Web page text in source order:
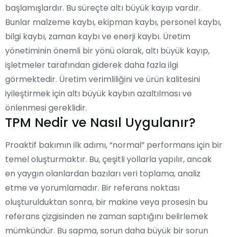
başlamışlardır. Bu süreçte altı büyük kayıp vardır.
Bunlar malzeme kaybı, ekipman kaybı, personel kaybı,
bilgi kaybı, zaman kaybı ve enerji kaybı. Üretim
yönetiminin önemli bir yönü olarak, altı büyük kayıp,
işletmeler tarafından giderek daha fazla ilgi
görmektedir. Üretim verimliliğini ve ürün kalitesini
iyileştirmek için altı büyük kaybın azaltılması ve
önlenmesi gereklidir.
TPM Nedir ve Nasıl Uygulanır?
Proaktif bakımın ilk adımı, “normal” performans için bir
temel oluşturmaktır. Bu, çeşitli yollarla yapılır, ancak
en yaygın olanlardan bazıları veri toplama, analiz
etme ve yorumlamadır. Bir referans noktası
oluşturulduktan sonra, bir makine veya prosesin bu
referans çizgisinden ne zaman saptığını belirlemek
mümkündür. Bu sapma, sorun daha büyük bir sorun